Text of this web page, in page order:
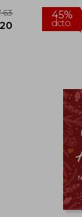
$ 27.63
$ 15.20